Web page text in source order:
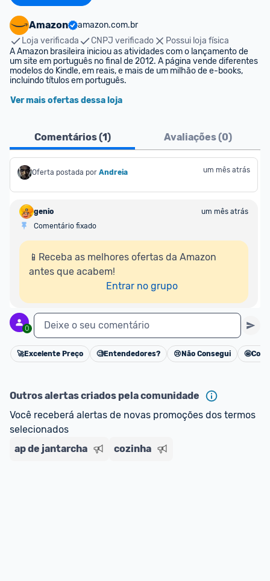
Amazon
amazon.com.br
Loja verificada
CNPJ verificado
Possui loja física
A Amazon brasileira iniciou as atividades com o lançamento de
um site em português no final de 2012. A página vende diferentes
modelos do Kindle, em reais, e mais de um milhão de e-books,
incluindo títulos em português.
Ver mais ofertas dessa loja
Comentários (1) Avaliações (0)
Oferta postada por Andreia um mês atrás
genio
um mês atrás
Comentário fixado
📱Receba as melhores ofertas da Amazon
antes que acabem!
Entrar no grupo
0 Deixe o seu comentário
Cancelar
🚀Excelente Preço 🧐Entendedores? 😢 Não Consegui 🤩
Outros alertas criados pela comunidade
Você receberá alertas de novas promoções dos termos
selecionados
ap de jantarcha
cozinha